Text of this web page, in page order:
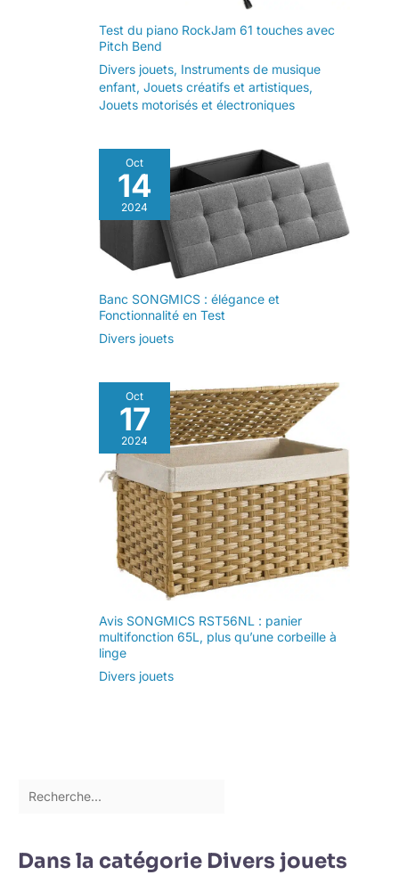
Test du piano RockJam 61 touches avec
Pitch Bend
Divers jouets, Instruments de musique
enfant, Jouets créatifs et artistiques,
Jouets motorisés et électroniques
Oct
14
2024
Banc SONGMICS : élégance et
Fonctionnalité en Test
Divers jouets
Oct
17
2024
Avis SONGMICS RST56NL : panier
multifonction 65L, plus qu’une corbeille à
linge
Divers jouets
Dans la catégorie Divers jouets